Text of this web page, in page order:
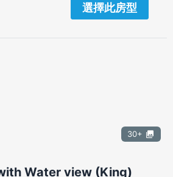
選擇此房型
30+
Water view (King)